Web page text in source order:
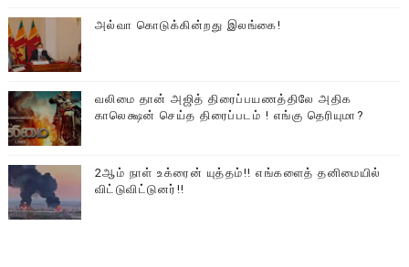
அல்வா கொடுக்கின்றது இலங்கை!
வலிமை தான் அஜித் திரைப்பயணத்திலே அதிக
காலெக்ஷன் செய்த திரைப்படம் ! எங்கு தெரியுமா?
2ஆம் நாள் உக்ரைன் யுத்தம்!! எங்களைத் தனிமையில்
விட்டுவிட்டுனர்!!